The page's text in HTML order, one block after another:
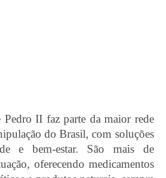
II faz parte da maior rede
do Brasil, com soluções
e bem-estar. São mais de
oferecendo medicamentos